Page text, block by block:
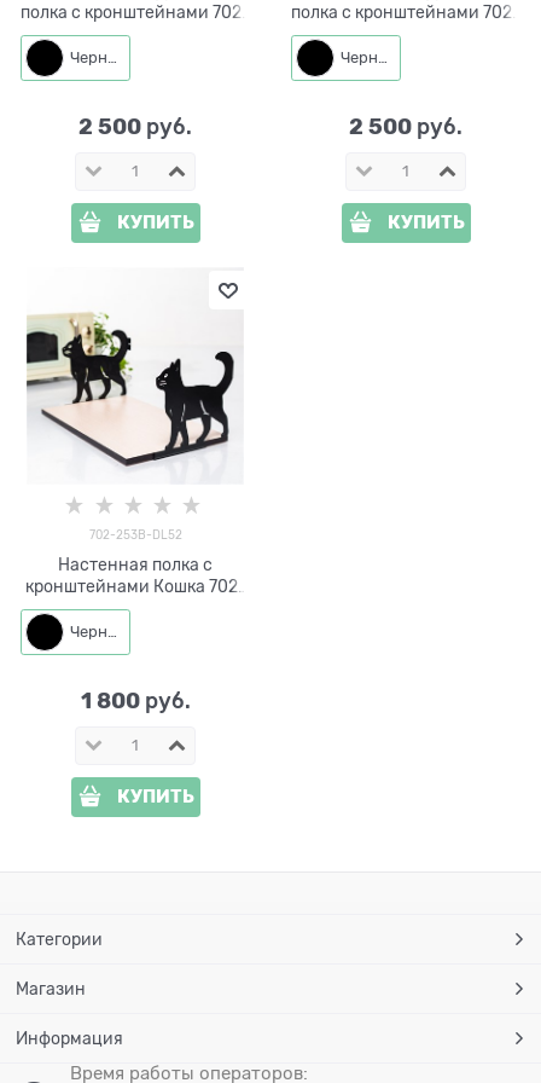
полка с кронштейнами 702-
250B-DL52 металл, ЛДСП,
L=52 см
Черный
2 500 руб.
КУПИТЬ
полка с кронштейнами 702-
252B-DL52 металл, ЛДСП,
L=52 см
Черный
2 500 руб.
КУПИТЬ
702-253B-DL52
Настенная полка с
кронштейнами Кошка 702-
253B-DL52 металл, ЛДСП
52*27 см
Черный
1 800 руб.
КУПИТЬ
Категории
Магазин
Информация
Время работы операторов: